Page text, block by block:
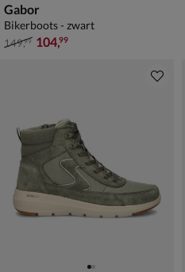
Gabor
Bikerboots - zwart
van € 149,99 voor € 104,99
149,99 104,99